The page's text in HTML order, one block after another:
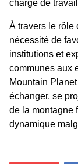
charge de
À travers le rôle
nécessité de
institutions et
communes aux
Mountain
échanger, se
de la montagne
dynamique